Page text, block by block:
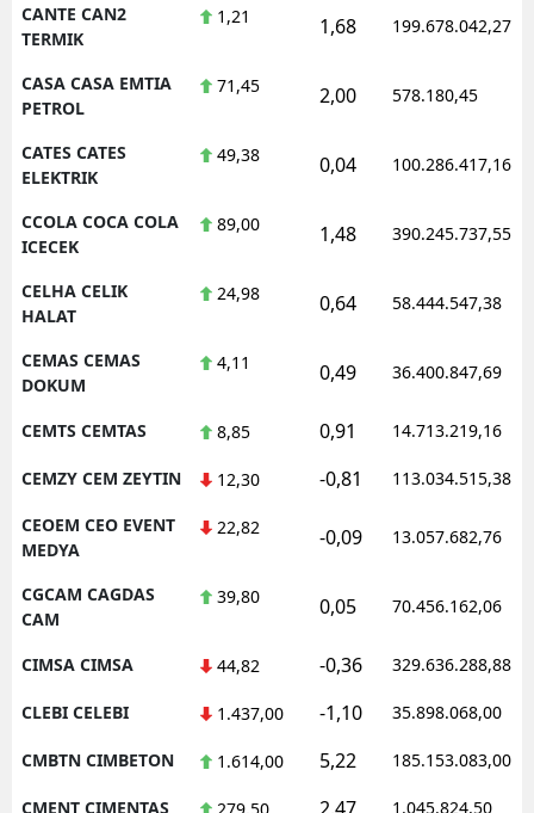
CANTE CAN2
TERMIK
1,21 1,68 199.678.042,27
CASA CASA EMTIA
PETROL
71,45 2,00 578.180,45
CATES CATES
ELEKTRIK
49,38 0,04 100.286.417,16
CCOLA COCA COLA
ICECEK
89,00 1,48 390.245.737,55
CELHA CELIK
HALAT
24,98 0,64 58.444.547,38
CEMAS CEMAS
DOKUM
4,11 0,49 36.400.847,69
CEMTS CEMTAS 8,85 0,91 14.713.219,16
CEMZY CEM ZEYTIN 12,30 -0,81 113.034.515,38
CEOEM CEO EVENT
MEDYA
22,82 -0,09 13.057.682,76
CGCAM CAGDAS
CAM
39,80 0,05 70.456.162,06
CIMSA CIMSA 44,82 -0,36 329.636.288,88
CLEBI CELEBI 1.437,00 -1,10 35.898.068,00
CMBTN CIMBETON 1.614,00 5,22 185.153.083,00
CMENT CIMENTAS 1.045.824,50